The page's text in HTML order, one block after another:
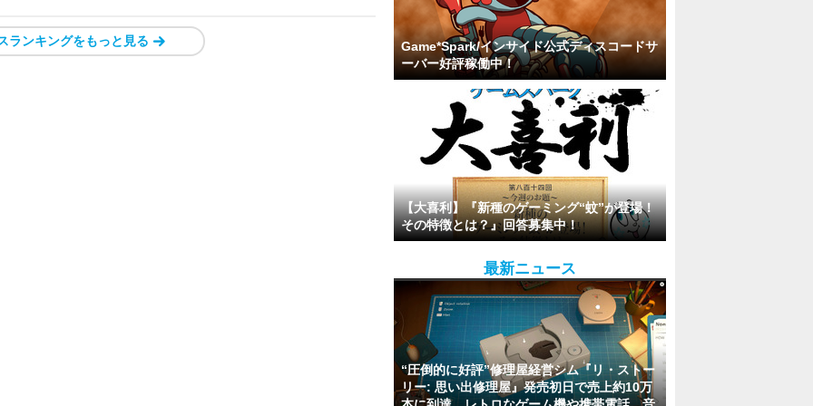
ランキングをもっと見る
Game*Spark/インサイド公式ディスコードサ
ーバー好評稼働中！
【大喜利】『新種のゲーミング“蚊”が登場！
その特徴とは？』回答募集中！
最新ニュース
“圧倒的に好評”修理屋経営シム『リ・ストー
リー: 思い出修理屋』発売初日で売上約10万